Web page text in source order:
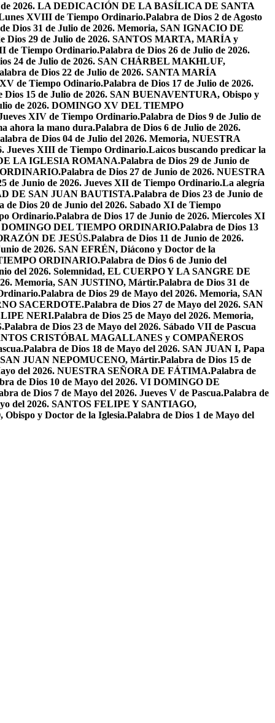
de 2026. LA DEDICACIÓN DE LA BASÍLICA DE SANTA
XVIII de Tiempo Ordinario.Palabra de Dios 2 de Agosto
Dios 31 de Julio de 2026. Memoria, SAN IGNACIO DE
Dios 29 de Julio de 2026. SANTOS MARTA, MARÍA y
de Tiempo Ordinario.Palabra de Dios 26 de Julio de 2026.
24 de Julio de 2026. SAN CHÁRBEL MAKHLUF,
de Dios 22 de Julio de 2026. SANTA MARÍA
de Tiempo Odinario.Palabra de Dios 17 de Julio de 2026.
Dios 15 de Julio de 2026. SAN BUENAVENTURA, Obispo y
de 2026. DOMINGO XV DEL TIEMPO
XIV de Tiempo Ordinario.Palabra de Dios 9 de Julio de
ahora la mano dura.Palabra de Dios 6 de Julio de 2026.
de Dios 04 de Julio del 2026. Memoria, NUESTRA
Jueves XIII de Tiempo Ordinario.Laicos buscando predicar la
LA IGLESIA ROMANA.Palabra de Dios 29 de Junio de
Palabra de Dios 27 de Junio de 2026. NUESTRA
de Junio de 2026. Jueves XII de Tiempo Ordinario.La alegría
DE SAN JUAN BAUTISTA.Palabra de Dios 23 de Junio de
de Dios 20 de Junio del 2026. Sabado XI de Tiempo
Ordinario.Palabra de Dios 17 de Junio de 2026. Miercoles XI
DOMINGO DEL TIEMPO ORDINARIO.Palabra de Dios 13
DE JESÚS.Palabra de Dios 11 de Junio de 2026.
de 2026. SAN EFRÉN, Diácono y Doctor de la
ORDINARIO.Palabra de Dios 6 de Junio del
del 2026. Solemnidad, EL CUERPO Y LA SANGRE DE
Memoria, SAN JUSTINO, Mártir.Palabra de Dios 31 de
Palabra de Dios 29 de Mayo del 2026. Memoria, SAN
SACERDOTE.Palabra de Dios 27 de Mayo del 2026. SAN
NERI.Palabra de Dios 25 de Mayo del 2026. Memoria,
Palabra de Dios 23 de Mayo del 2026. Sábado VII de Pascua
CRISTÓBAL MAGALLANES y COMPAÑEROS
Palabra de Dios 18 de Mayo del 2026. SAN JUAN I, Papa
SAN JUAN NEPOMUCENO, Mártir.Palabra de Dios 15 de
del 2026. NUESTRA SEÑORA DE FÁTIMA.Palabra de
de Dios 10 de Mayo del 2026. VI DOMINGO DE
de Dios 7 de Mayo del 2026. Jueves V de Pascua.Palabra de
del 2026. SANTOS FELIPE Y SANTIAGO,
y Doctor de la Iglesia.Palabra de Dios 1 de Mayo del